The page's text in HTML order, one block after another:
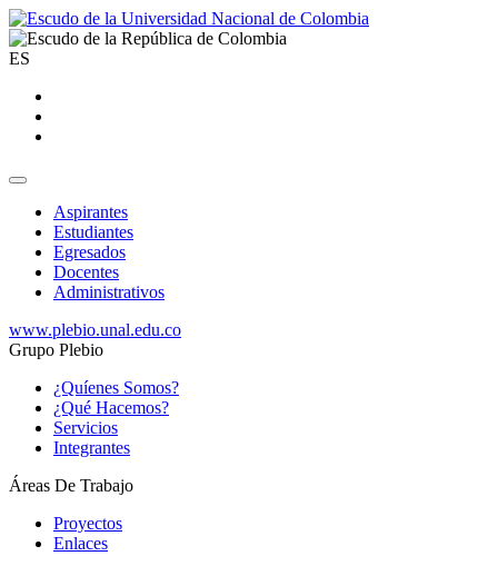
ES
Aspirantes
Estudiantes
Egresados
Docentes
Administrativos
www.plebio.unal.edu.co
Grupo Plebio
¿Quíenes Somos?
¿Qué Hacemos?
Servicios
Integrantes
Áreas De Trabajo
Proyectos
Enlaces